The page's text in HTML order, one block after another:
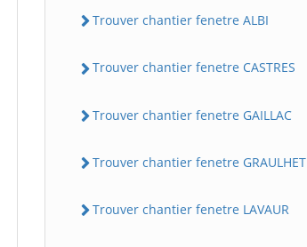
Trouver chantier fenetre ALBI
Trouver chantier fenetre CASTRES
Trouver chantier fenetre GAILLAC
Trouver chantier fenetre GRAULHET
Trouver chantier fenetre LAVAUR